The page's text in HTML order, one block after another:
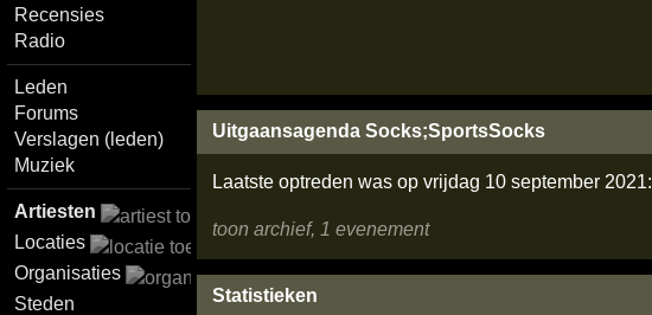
Recensies
Radio
Leden
Forums
Verslagen (leden)
Muziek
Artiesten
Locaties
Organisaties
Steden
Uitgaansagenda Socks;SportsSocks
Laatste optreden was op vrijdag 10 september 2021:
toon archief, 1 evenement
Statistieken